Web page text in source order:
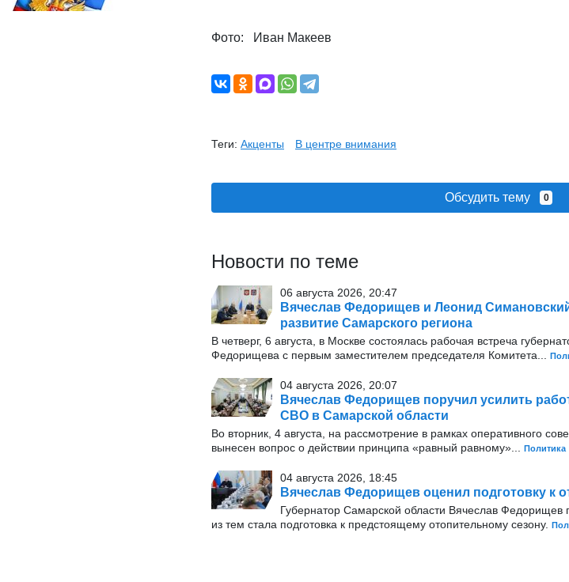
Фото: Иван Макеев
Теги: Акценты В центре внимания
Обсудить тему 0
Новости по теме
06 августа 2026, 20:47
Вячеслав Федорищев и Леонид
развитие Самарского региона
В четверг, 6 августа, в Москве состоялась рабочая встреча
Федорищева с первым заместителем председателя Комитета...
04 августа 2026, 20:07
Вячеслав Федорищев поручил усилить
СВО в Самарской области
Во вторник, 4 августа, на рассмотрение в рамках оперативного
вынесен вопрос о действии принципа «равный равному»...
Политика
04 августа 2026, 18:45
Вячеслав Федорищев оценил подготовку к
Губернатор Самарской области Вячеслав
из тем стала подготовка к предстоящему отопительному сезону.